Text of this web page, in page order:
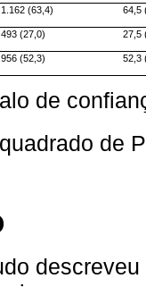
1.162 (63,4) 64,5
493 (27,0) 27,5
956 (52,3) 52,3
de
de